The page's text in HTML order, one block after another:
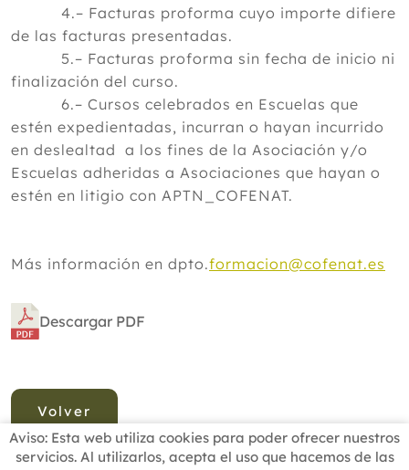
4.– Facturas proforma cuyo importe difiere
de las facturas presentadas.
5.– Facturas proforma sin fecha de inicio ni
finalización del curso.
6.– Cursos celebrados en Escuelas que
estén expedientadas, incurran o hayan incurrido
en deslealtad a los fines de la Asociación y/o
Escuelas adheridas a Asociaciones que hayan o
estén en litigio con APTN_COFENAT.
Más información en dpto.formacion@cofenat.es
Descargar PDF
Volver
Aviso: Esta web utiliza cookies para poder ofrecer nuestros
servicios. Al utilizarlos, acepta el uso que hacemos de las